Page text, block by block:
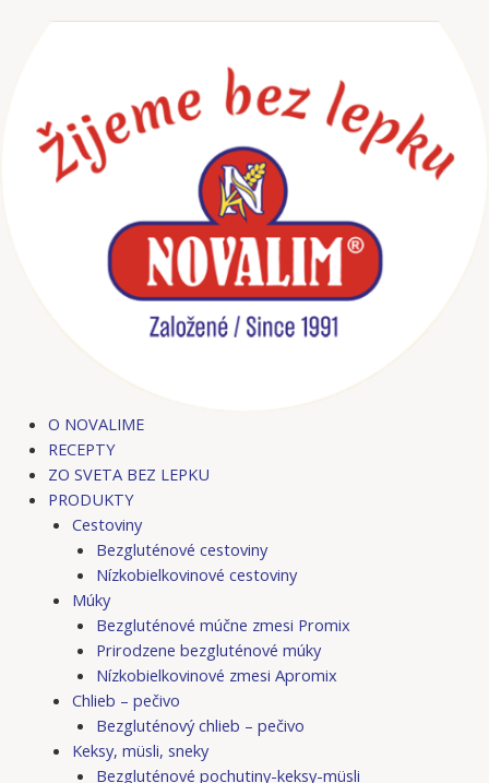
O NOVALIME
RECEPTY
ZO SVETA BEZ LEPKU
PRODUKTY
Cestoviny
Bezgluténové cestoviny
Nízkobielkovinové cestoviny
Múky
Bezgluténové múčne zmesi Promix
Prirodzene bezgluténové múky
Nízkobielkovinové zmesi Apromix
Chlieb – pečivo
Bezgluténový chlieb – pečivo
Keksy, müsli, sneky
Bezgluténové pochutiny-keksy-müsli